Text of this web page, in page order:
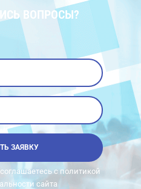
ВОПРОСЫ?
ЗАЯВКУ
с политикой
сайта